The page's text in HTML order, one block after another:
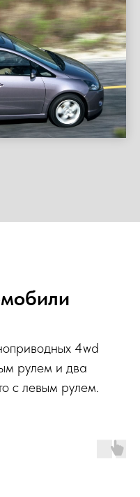
4wd
рулем и два
с левым рулем.